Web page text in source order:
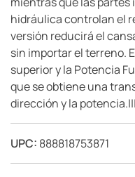
hidráulica controlan el
versión reducirá el
sin importar el terreno.
superior y la Potencia
que se obtiene una
dirección y la
UPC: 888818753871